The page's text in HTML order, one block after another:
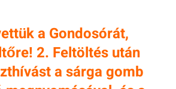
a Gondosórát,
2. Feltöltés után
a sárga gomb